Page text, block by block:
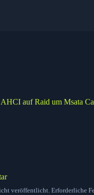
auf Raid um Msata
veröffentlicht. Erforderliche